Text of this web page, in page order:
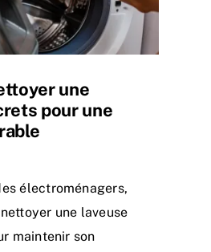
une
pour une
électroménagers,
une laveuse
maintenir son